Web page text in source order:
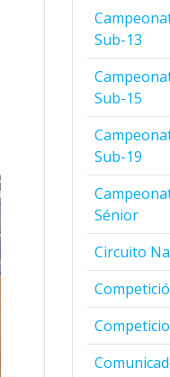
Sub-13
Sub-15
Sub-19
Sénior
Circuito